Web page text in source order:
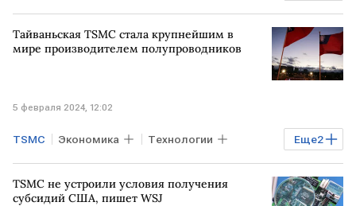
Тайвань КИТАЙ США
Нэнси Пелоси Дональд Трамп
Тайваньская TSMC стала крупнейшим в
мире производителем полупроводников
5 февраля 2024, 12:02
Еще2
TSMC Экономика Технологии
Тайвань полупроводники
TSMC не устроили условия получения
субсидий США, пишет WSJ